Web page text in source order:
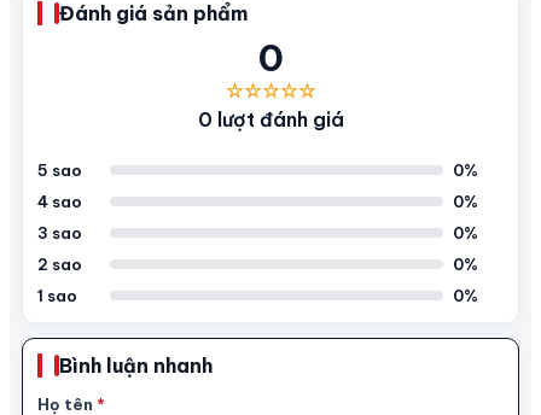
Đánh giá sản phẩm
0
☆☆☆☆☆
0 lượt đánh giá
5 sao
0%
4 sao
0%
3 sao
0%
2 sao
0%
1 sao
0%
Bình luận nhanh
Họ tên *